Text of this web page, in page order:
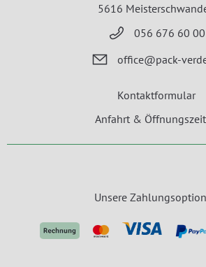
5616
056 676 60 00
office@pack-
Kontaktformular
Anfahrt &
Unsere